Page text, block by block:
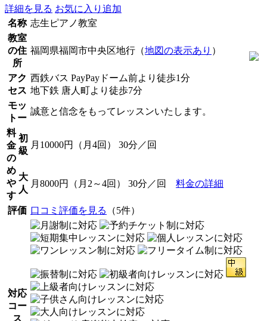
詳細を見る お気に入り追加
名称 志生ピアノ教室
教室
の住
所
福岡県福岡市中央区地行（地図の表示あり ）
アク
セス
西鉄バス PayPayドーム前より徒歩1分
地下鉄 唐人町より徒歩7分
モッ
トー
誠意と信念をもってレッスンいたします。
料
金
の
め
や
す
初
級
月10000円（月4回） 30分／回
大
人
月8000円（月2～4回） 30分／回 料金の詳細
評価 口コミ評価を見る （5件）
対応
コー
ス